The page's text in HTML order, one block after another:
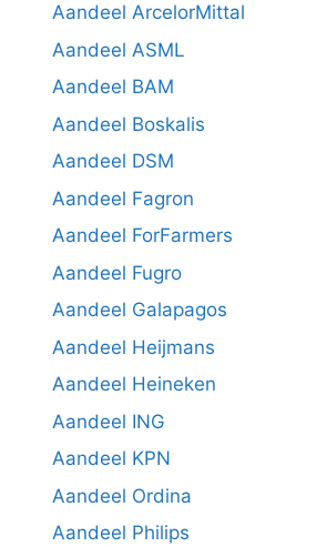
Aandeel ArcelorMittal
Aandeel ASML
Aandeel BAM
Aandeel Boskalis
Aandeel DSM
Aandeel Fagron
Aandeel ForFarmers
Aandeel Fugro
Aandeel Galapagos
Aandeel Heijmans
Aandeel Heineken
Aandeel ING
Aandeel KPN
Aandeel Ordina
Aandeel Philips